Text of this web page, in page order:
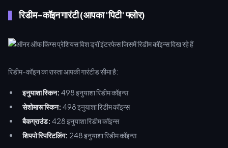
रिडीम-कॉइन गारंटी (आपका 'पिटी' फ्लोर)
रिडीम-कॉइन का रास्ता आपकी गारंटीड सीमा है:
इनुयाशा स्किन: 498 इनुयाशा रिडीम कॉइन्स
सेशोमारू स्किन: 498 इनुयाशा रिडीम कॉइन्स
बैकग्राउंड: 428 इनुयाशा रिडीम कॉइन्स
शिपपो स्पिरिटलिंग: 248 इनुयाशा रिडीम कॉइन्स